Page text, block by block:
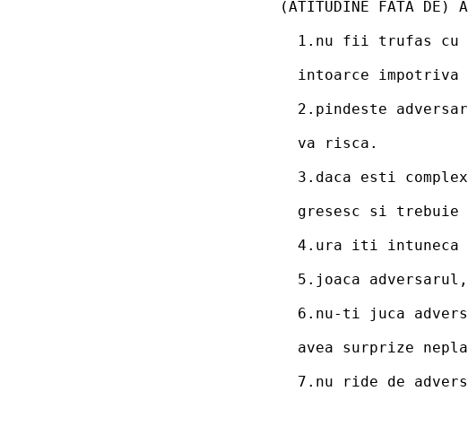
(ATITUDINE FATA DE)
1.nu fii trufas cu
intoarce impotriva
2.pindeste
  va risca.
3.daca esti
gresesc si trebuie
4.ura iti intuneca
5.joaca
6.nu-ti juca
avea surprize
7.nu ride de